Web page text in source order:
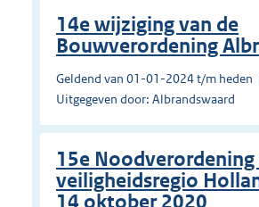
14e wijziging van de
Bouwverordening
Geldend van 01-01-2024 t/m heden
Uitgegeven door: Albrandswaard
15e Noodverordening
veiligheidsregio